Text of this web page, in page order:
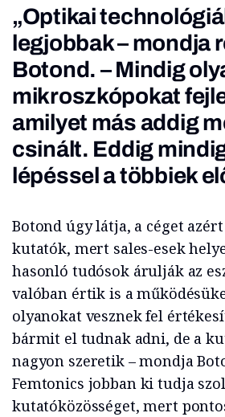
„Optikai
legjobbak – mondja
Botond. – Mindig
mikroszkópokat
amilyet más addig
csinált. Eddig
lépéssel a többiek
Botond úgy látja, a céget
kutatók, mert sales-esek
hasonló tudósok árulják az
valóban értik is a
olyanokat vesznek fel
bármit el tudnak adni, de a
nagyon szeretik – mondja
Femtonics jobban ki tudja
kutatóközösséget, mert